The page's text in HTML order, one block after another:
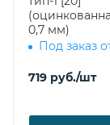
0,7 мм)
Под заказ
719 руб./шт